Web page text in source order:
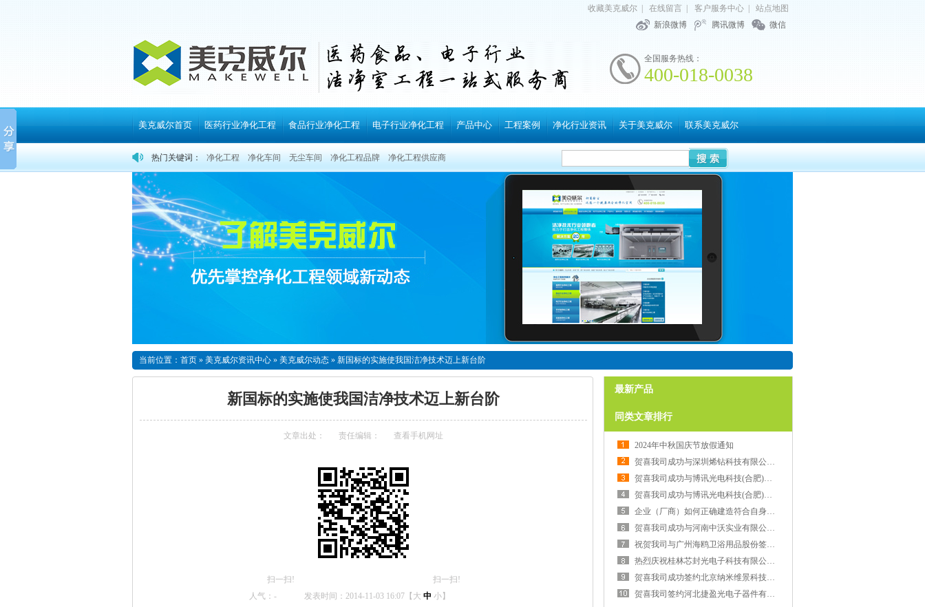
收藏美克威尔 在线留言 客户服务中心
站点地图
新浪微博
腾讯微博 微信
全国服务热线：
400-018-0038
美克威尔首页 医药行业净化工程 食品行业净化工程 电子行业净化工程 产品中心 工程案例 净化行业资讯 关于美克威尔 联系美克威尔
热门关键词： 净化工程 净化车间 无尘车间 净化工程品牌 净化工程供应商
当前位置： 首页 » 美克威尔资讯中心 » 美克威尔动态 » 新国标的实施使我国洁净技术迈上新台阶
新国标的实施使我国洁净技术迈上新台阶
文章出处： 责任编辑： 查看手机网址
扫一扫!
扫一扫!
人气： - 发表时间：2014-11-03 16:07【 大 中 小】
最新产品
同类文章排行
2024年中秋国庆节放假通知
贺喜我司成功与深圳烯钻科技有限公司签订福永福海国际科技园洁净室装修工程施工合同
贺喜我司成功与博讯光电科技(合肥)有限公司签订博讯1#厂房1F导光板车间新建百级项目施工合同
贺喜我司成功与博讯光电科技(合肥)有限公司签订博讯1#厂房1F导光板仓库区域扩建项目施工合同
企业（厂商）如何正确建造符合自身需求的净化车间？
贺喜我司成功与河南中沃实业有限公司签订饮料净化车间工程合同
祝贺我司与广州海鸥卫浴用品股份签定MOH无尘车间工程合同
热烈庆祝桂林芯封光电子科技有限公司再次与我司签订合同
贺喜我司成功签约北京纳米维景科技千级洁净室装修工程
贺喜我司签约河北捷盈光电子器件有限公司SMT车间装修工程